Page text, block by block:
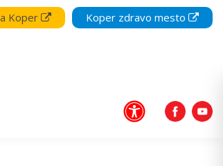
Koper Koper zdravo mesto